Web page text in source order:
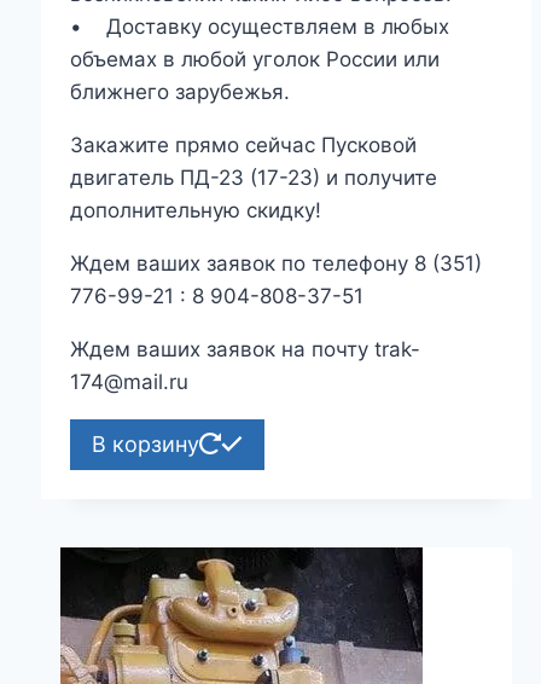
• Доставку осуществляем в любых
объемах в любой уголок России или
ближнего зарубежья.
Закажите прямо сейчас Пусковой
двигатель ПД-23 (17-23) и получите
дополнительную скидку!
Ждем ваших заявок по телефону 8 (351)
776-99-21 : 8 904-808-37-51
Ждем ваших заявок на почту trak-
174@mail.ru
В корзину